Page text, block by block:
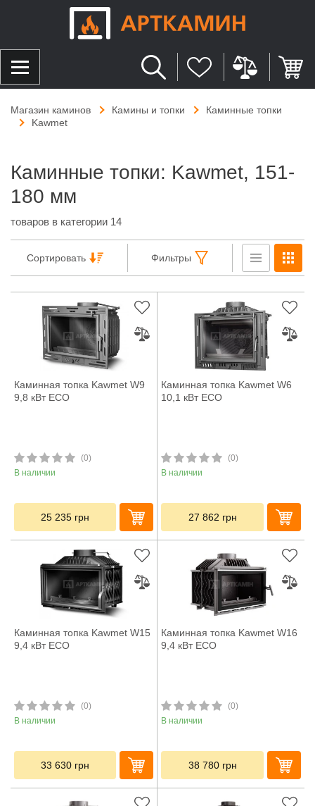
Магазин каминов Камины и топки
Каминные топки
Kawmet
Каминные топки: Kawmet, 151-
180 мм
товаров в категории 14
Сортировать Фильтры
Каминная топка Kawmet W9
9,8 кВт ECO
(0)
В наличии
25 235 грн
Каминная топка Kawmet W6
10,1 кВт ECO
(0)
В наличии
27 862 грн
Каминная топка Kawmet W15
9,4 кВт ECO
(0)
В наличии
33 630 грн
Каминная топка Kawmet W16
9,4 кВт ECO
(0)
В наличии
38 780 грн